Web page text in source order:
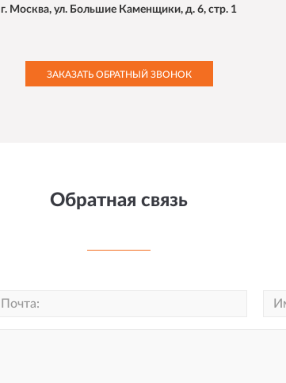
г. Москва, ул. Большие Каменщики, д. 6, стр. 1
ЗАКАЗАТЬ ОБРАТНЫЙ ЗВОНОК
Обратная связь